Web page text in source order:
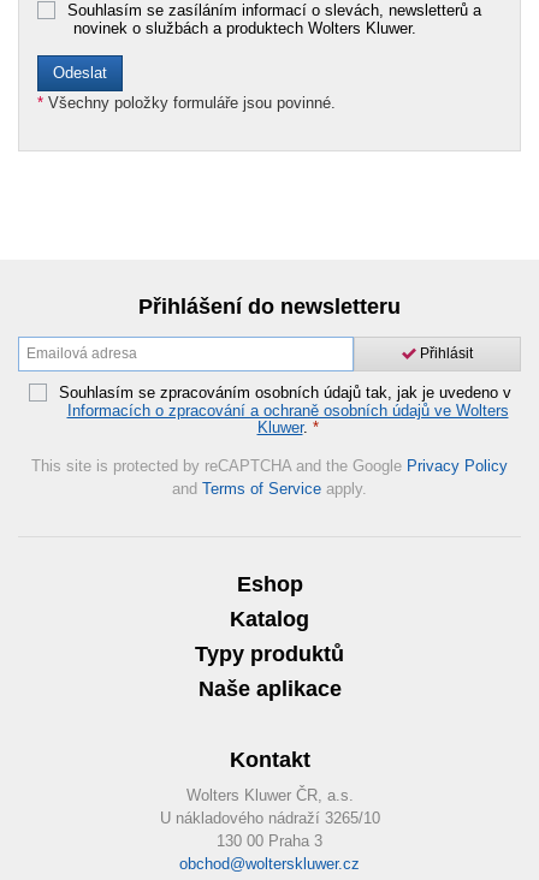
Souhlasím se zasíláním informací o slevách, newsletterů a
novinek o službách a produktech Wolters Kluwer.
* Všechny položky formuláře jsou povinné.
Přihlášení do newsletteru
Přihlásit
Souhlasím se zpracováním osobních údajů tak, jak je uvedeno v
Informacích o zpracování a ochraně osobních údajů ve Wolters
Kluwer. *
This site is protected by reCAPTCHA and the Google Privacy Policy
and Terms of Service apply.
Eshop
Katalog
Typy produktů
Naše aplikace
Kontakt
Wolters Kluwer ČR, a.s.
U nákladového nádraží 3265/10
130 00 Praha 3
obchod@wolterskluwer.cz